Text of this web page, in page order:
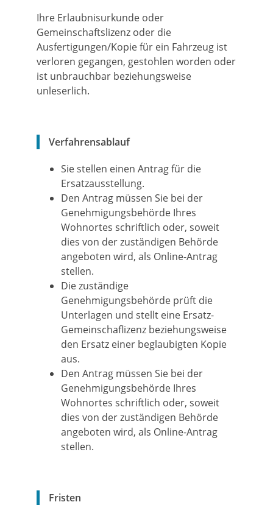
Ihre Erlaubnisurkunde oder
Gemeinschaftslizenz oder die
Ausfertigungen/Kopie für ein Fahrzeug ist
verloren gegangen, gestohlen worden oder
ist unbrauchbar beziehungsweise
unleserlich.
Verfahrensablauf
Sie stellen einen Antrag für die
Ersatzausstellung.
Den Antrag müssen Sie bei der
Genehmigungsbehörde Ihres
Wohnortes schriftlich oder, soweit
dies von der zuständigen Behörde
angeboten wird, als Online-Antrag
stellen.
Die zuständige
Genehmigungsbehörde prüft die
Unterlagen und stellt eine Ersatz-
Gemeinschaflizenz beziehungsweise
den Ersatz einer beglaubigten Kopie
aus.
Den Antrag müssen Sie bei der
Genehmigungsbehörde Ihres
Wohnortes schriftlich oder, soweit
dies von der zuständigen Behörde
angeboten wird, als Online-Antrag
stellen.
Fristen